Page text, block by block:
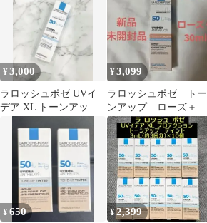
¥3,000
ラロッシュポゼ UVイ
デア XL トーンアップ
¥3,099
ラロッシュポゼ トー
ンアップ ローズ＋
30ml 下地 日焼け止
め 化粧下地 ①
¥650 ¥2,399